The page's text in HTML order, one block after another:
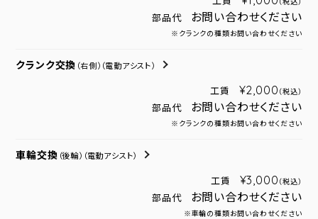
部品代 お問い合わせください
※クランクの種類お問い合わせください
クランク交換 （右側） （電動アシスト）
工賃 ¥2,000 （税込）
部品代 お問い合わせください
※クランクの種類お問い合わせください
車輪交換 （後輪） （電動アシスト）
工賃 ¥3,000 （税込）
部品代 お問い合わせください
※車輪の種類お問い合わせください